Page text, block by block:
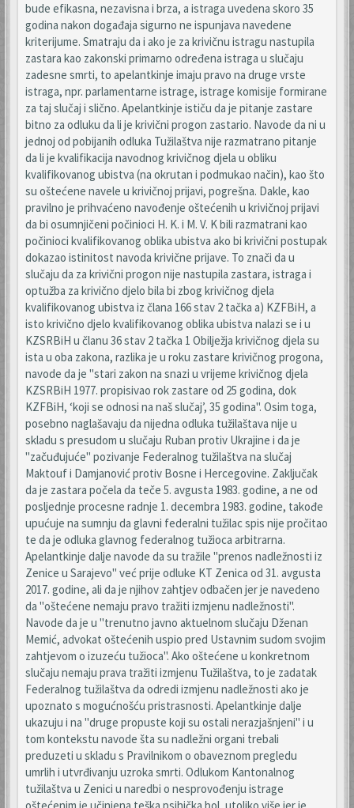
bude efikasna, nezavisna i brza, a istraga uvedena skoro 35
godina nakon događaja sigurno ne ispunjava navedene
kriterijume. Smatraju da i ako je za krivičnu istragu nastupila
zastara kao zakonski primarno određena istraga u slučaju
zadesne smrti, to apelantkinje imaju pravo na druge vrste
istraga, npr. parlamentarne istrage, istrage komisije formirane
za taj slučaj i slično. Apelantkinje ističu da je pitanje zastare
bitno za odluku da li je krivični progon zastario. Navode da ni u
jednoj od pobijanih odluka Tužilaštva nije razmatrano pitanje
da li je kvalifikacija navodnog krivičnog djela u obliku
kvalifikovanog ubistva (na okrutan i podmukao način), kao što
su oštećene navele u krivičnoj prijavi, pogrešna. Dakle, kao
pravilno je prihvaćeno navođenje oštećenih u krivičnoj prijavi
da bi osumnjičeni počinioci H. K. i M. V. K bili razmatrani kao
počinioci kvalifikovanog oblika ubistva ako bi krivični postupak
dokazao istinitost navoda krivične prijave. To znači da u
slučaju da za krivični progon nije nastupila zastara, istraga i
optužba za krivično djelo bila bi zbog krivičnog djela
kvalifikovanog ubistva iz člana 166 stav 2 tačka a) KZFBiH, a
isto krivično djelo kvalifikovanog oblika ubistva nalazi se i u
KZSRBiH u članu 36 stav 2 tačka 1 Obilježja krivičnog djela su
ista u oba zakona, razlika je u roku zastare krivičnog progona,
navode da je "stari zakon na snazi u vrijeme krivičnog djela
KZSRBiH 1977. propisivao rok zastare od 25 godina, dok
KZFBiH, ‘koji se odnosi na naš slučaj’, 35 godina". Osim toga,
posebno naglašavaju da nijedna odluka tužilaštava nije u
skladu s presudom u slučaju Ruban protiv Ukrajine i da je
"začuđujuće" pozivanje Federalnog tužilaštva na slučaj
Maktouf i Damjanović protiv Bosne i Hercegovine. Zaključak
da je zastara počela da teče 5. avgusta 1983. godine, a ne od
posljednje procesne radnje 1. decembra 1983. godine, takođe
upućuje na sumnju da glavni federalni tužilac spis nije pročitao
te da je odluka glavnog federalnog tužioca arbitrarna.
Apelantkinje dalje navode da su tražile "prenos nadležnosti iz
Zenice u Sarajevo" već prije odluke KT Zenica od 31. avgusta
2017. godine, ali da je njihov zahtjev odbačen jer je navedeno
da "oštećene nemaju pravo tražiti izmjenu nadležnosti".
Navode da je u "trenutno javno aktuelnom slučaju Dženan
Memić, advokat oštećenih uspio pred Ustavnim sudom svojim
zahtjevom o izuzeću tužioca". Ako oštećene u konkretnom
slučaju nemaju prava tražiti izmjenu Tužilaštva, to je zadatak
Federalnog tužilaštva da odredi izmjenu nadležnosti ako je
upoznato s mogućnošću pristrasnosti. Apelantkinje dalje
ukazuju i na "druge propuste koji su ostali nerazjašnjeni" i u
tom kontekstu navode šta su nadležni organi trebali
preduzeti u skladu s Pravilnikom o obaveznom pregledu
umrlih i utvrđivanju uzroka smrti. Odlukom Kantonalnog
tužilaštva u Zenici u naredbi o nesprovođenju istrage